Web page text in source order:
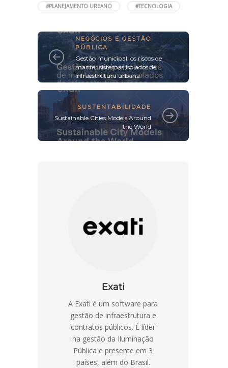
#PLANEJAMENTO URBANO #TECNOLOGIA
NEGÓCIOS E GESTÃO
PÚBLICA
Gestão municipal: os riscos de
manter sistemas isolados de
infraestrutura urbana
SUSTENTABILIDADE
Sustainable Cities Models Around
the World
Exati
A Exati é um software para
gestão de infraestrutura e
contratos públicos. É líder
na gestão da Iluminação
Pública e presente em 3
países, além do Brasil.